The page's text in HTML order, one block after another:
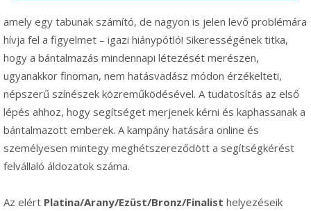
amely egy tabunak számító, de nagyon is jelen levő problémára
hívja fel a figyelmet – igazi hiánypótló! Sikerességének titka,
hogy a bántalmazás mindennapi létezését merészen,
ugyanakkor finoman, nem hatásvadász módon érzékelteti,
népszerű színészek közreműködésével. A tudatosítás az első
lépés ahhoz, hogy segítséget merjenek kérni és kaphassanak a
bántalmazott emberek. A kampány hatására online és
személyesen mintegy meghétszereződött a segítségkérést
felvállaló áldozatok száma.
Az elért Platina/Arany/Ezüst/Bronz/Finalist helyezéseik